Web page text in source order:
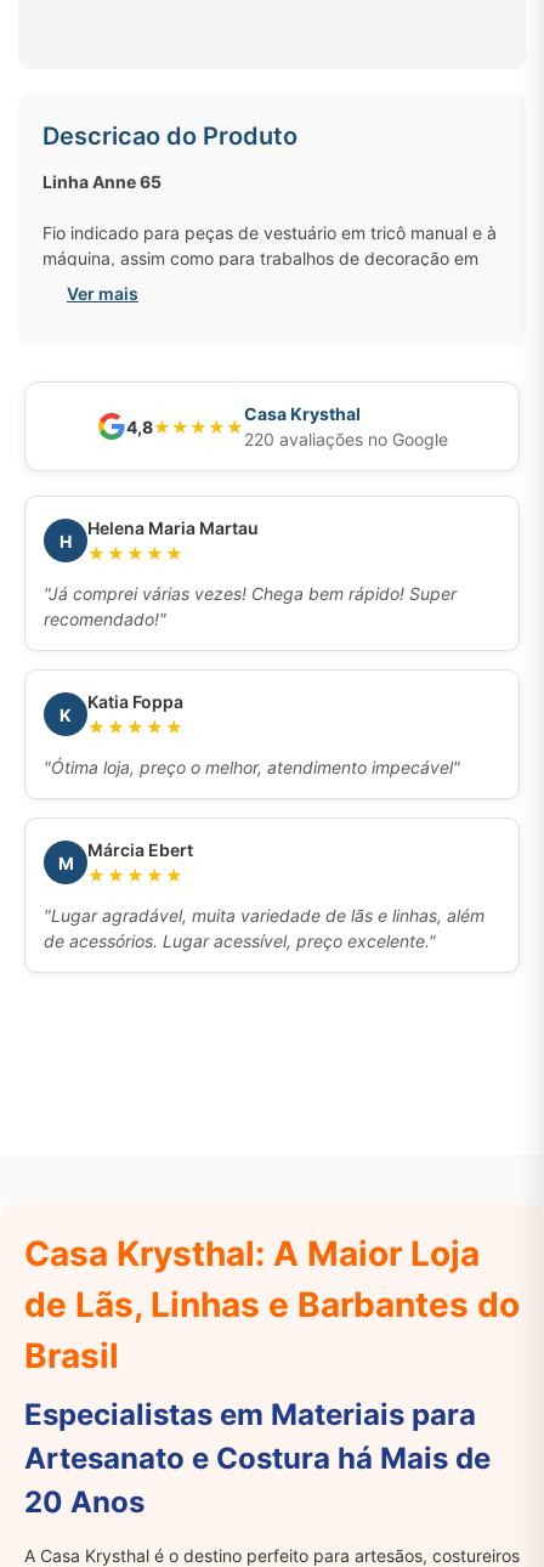
Descricao do Produto
Linha Anne 65
Fio indicado para peças de vestuário em tricô manual e à
máquina, assim como para trabalhos de decoração em
crochê.
acabamento cintilante e um toque macio. Disponível em
uma variedade de cores lisas, mesclas e com brilho, e em
novelos de vários tamanhos.
Tex:
295
Agulha Recomendada:
Ver mais
4,8★★★★★
Casa Krysthal
220 avaliações no Google
H
Helena Maria Martau
★★★★★
"Já comprei várias vezes! Chega bem rápido! Super
recomendado!"
K
Katia Foppa
★★★★★
"Ótima loja, preço o melhor, atendimento impecável"
M
Márcia Ebert
★★★★★
"Lugar agradável, muita variedade de lãs e linhas, além
de acessórios. Lugar acessível, preço excelente."
Casa Krysthal: A Maior Loja
de Lãs, Linhas e Barbantes do
Brasil
Especialistas em Materiais para
Artesanato e Costura há Mais de
20 Anos
A Casa Krysthal é o destino perfeito para artesãos, costureiros